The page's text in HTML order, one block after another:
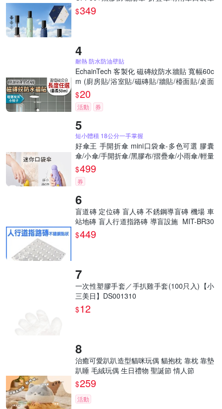
迷你輕量傘
$349
耐熱 防水防油壁貼
EchainTech 客製化 磁磚紋防水牆貼 寬幅60c
m (廚房貼/浴室貼/磁磚貼/牆貼/檯面貼/桌面
貼/壁貼/壁紙/門貼/防水防油/耐熱)
$20
活動 券
短小體積 18公分一手掌握
好傘王 手開折傘 mini口袋傘-多色可選 膠囊
傘/小傘/手開折傘/黑膠布/摺疊傘/小雨傘/輕量
傘/折疊傘/迷你傘/防曬
$499
券
盲道磚 定位磚 盲人磚 不銹鋼導盲磚 機場 車
站地磚 盲人行道指路磚 導盲設施 MIT-BR30
SP
$449
一次性塑膠手套／手扒雞手套(100只入)【小
三美日】DS001310
$12
治癒可愛趴趴造型貓咪玩偶 貓抱枕 靠枕 靠墊
趴睡 毛絨玩偶 生日禮物 聖誕節 情人節
$259
活動